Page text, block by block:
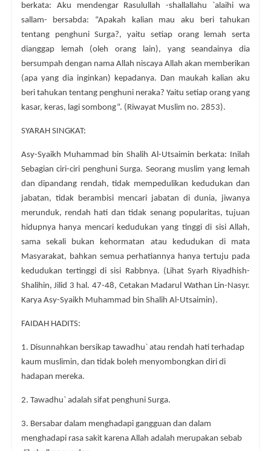
berkata: Aku mendengar Rasulullah -shallallahu `alaihi wa
sallam- bersabda: “Apakah kalian mau aku beri tahukan
tentang penghuni Surga?, yaitu setiap orang lemah serta
dianggap lemah (oleh orang lain), yang seandainya dia
bersumpah dengan nama Allah niscaya Allah akan memberikan
(apa yang dia inginkan) kepadanya. Dan maukah kalian aku
beri tahukan tentang penghuni neraka? Yaitu setiap orang yang
kasar, keras, lagi sombong”. (Riwayat Muslim no. 2853).
SYARAH SINGKAT:
Asy-Syaikh Muhammad bin Shalih Al-Utsaimin berkata: Inilah
Sebagian ciri-ciri penghuni Surga. Seorang muslim yang lemah
dan dipandang rendah, tidak mempedulikan kedudukan dan
jabatan, tidak berambisi mencari jabatan di dunia, jiwanya
merunduk, rendah hati dan tidak senang popularitas, tujuan
hidupnya hanya mencari kedudukan yang tinggi di sisi Allah,
sama sekali bukan kehormatan atau kedudukan di mata
Masyarakat, bahkan semua perhatiannya hanya tertuju pada
kedudukan tertinggi di sisi Rabbnya. (Lihat Syarh Riyadhish-
Shalihin, Jilid 3 hal. 47-48, Cetakan Madarul Wathan Lin-Nasyr.
Karya Asy-Syaikh Muhammad bin Shalih Al-Utsaimin).
FAIDAH HADITS:
1. Disunnahkan bersikap tawadhu` atau rendah hati terhadap
kaum muslimin, dan tidak boleh menyombongkan diri di
hadapan mereka.
2. Tawadhu` adalah sifat penghuni Surga.
3. Bersabar dalam menghadapi gangguan dan dalam
menghadapi rasa sakit karena Allah adalah merupakan sebab